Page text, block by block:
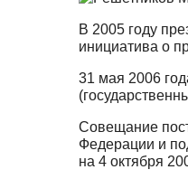
В 2005 году
инициатива о
31 мая 2006
Совещание
Федерации и
на 4 октября